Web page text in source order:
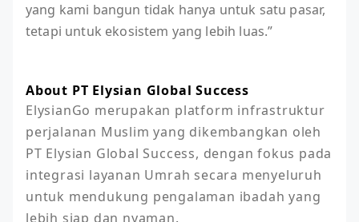
yang kami bangun tidak hanya untuk satu pasar,
tetapi untuk ekosistem yang lebih luas.”
About PT Elysian Global Success
ElysianGo merupakan platform infrastruktur
perjalanan Muslim yang dikembangkan oleh
PT Elysian Global Success, dengan fokus pada
integrasi layanan Umrah secara menyeluruh
untuk mendukung pengalaman ibadah yang
lebih siap dan nyaman.